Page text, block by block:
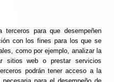
terceros para que desempeñen
con los fines para los que se
como por ejemplo, analizar la
sitios web o prestar servicios
podrán tener acceso a la